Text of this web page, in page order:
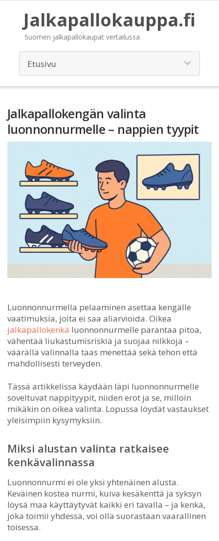
Jalkapallokauppa.fi
Suomen jalkapallokaupat vertailussa
Jalkapallokengän valinta
luonnonnurmelle – nappien tyypit
Luonnonnurmella pelaaminen asettaa kengälle
vaatimuksia, joita ei saa aliarvioida. Oikea
jalkapallokenkä luonnonnurmelle parantaa pitoa,
vähentää liukastumisriskiä ja suojaa nilkkoja –
väärällä valinnalla taas menettää sekä tehon että
mahdollisesti terveyden.
Tässä artikkelissa käydään läpi luonnonnurmelle
soveltuvat nappityypit, niiden erot ja se, milloin
mikäkin on oikea valinta. Lopussa löydät vastaukset
yleisimpiin kysymyksiin.
Miksi alustan valinta ratkaisee
kenkävalinnassa
Luonnonnurmi ei ole yksi yhtenäinen alusta.
Keväinen kostea nurmi, kuiva kesäkenttä ja syksyn
löysä maa käyttäytyvät kaikki eri tavalla – ja kenkä,
joka toimii yhdessä, voi olla suorastaan vaarallinen
toisessa.